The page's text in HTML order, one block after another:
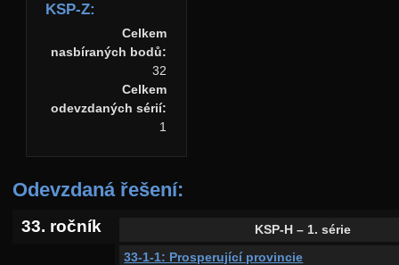
KSP-Z:
Celkem
nasbíraných bodů:
32
Celkem
odevzdaných sérií:
1
Odevzdaná řešení:
33. ročník
KSP-H – 1. série
33-1-1: Prosperující provincie